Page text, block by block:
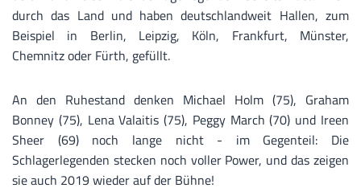
durch das Land und haben deutschlandweit Hallen, zum
Beispiel in Berlin, Leipzig, Köln, Frankfurt, Münster,
Chemnitz oder Fürth, gefüllt.
An den Ruhestand denken Michael Holm (75), Graham
Bonney (75), Lena Valaitis (75), Peggy March (70) und Ireen
Sheer (69) noch lange nicht - im Gegenteil: Die
Schlagerlegenden stecken noch voller Power, und das zeigen
sie auch 2019 wieder auf der Bühne!